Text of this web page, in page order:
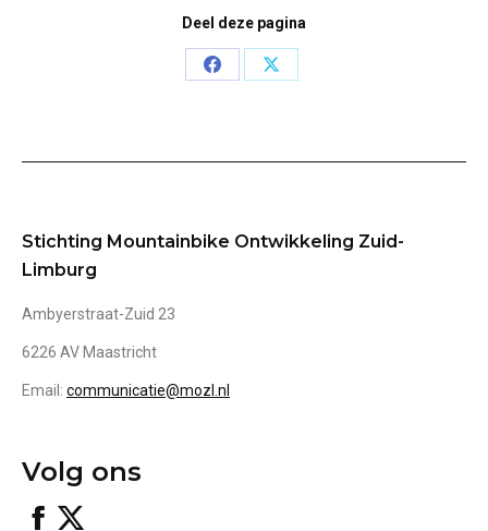
Deel deze pagina
Share
Share
Stichting Mountainbike Ontwikkeling Zuid-
Limburg
Ambyerstraat-Zuid 23
6226 AV Maastricht
Email: communicatie@mozl.nl
Volg ons
MOZL